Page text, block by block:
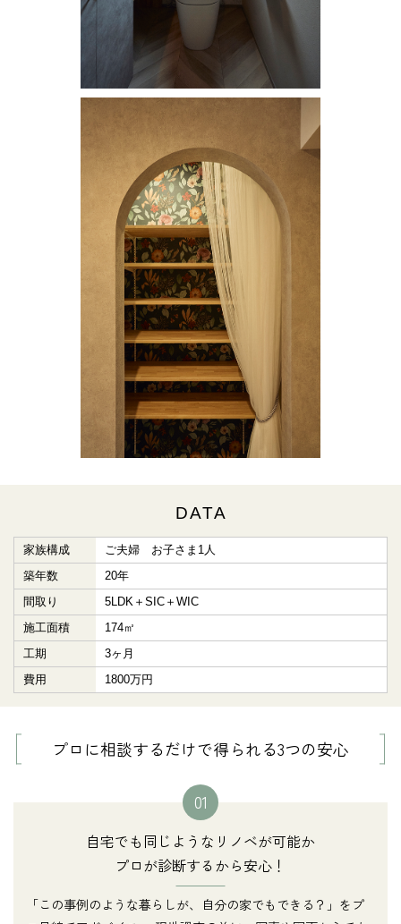
DATA
家族構成
ご夫婦 お子さま1人
築年数
20年
間取り
5LDK＋SIC＋WIC
施工面積
174㎡
工期
3ヶ月
費用
1800万円
プロに相談するだけで得られる3つの安心
01
自宅でも同じようなリノベが可能か
プロが診断するから安心！
「この事例のような暮らしが、自分の家でもできる？」をプ